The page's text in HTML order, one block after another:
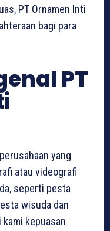
PT Ornamen Inti
bagi para
PT
yang
atau videografi
seperti pesta
wisuda dan
kami kepuasan